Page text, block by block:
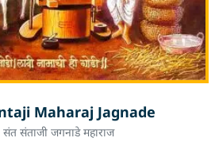
Maharaj Jagnade
संत संताजी जगनाडे महाराज